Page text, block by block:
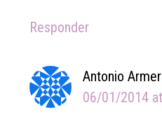
Responder
Antonio
06/01/2014